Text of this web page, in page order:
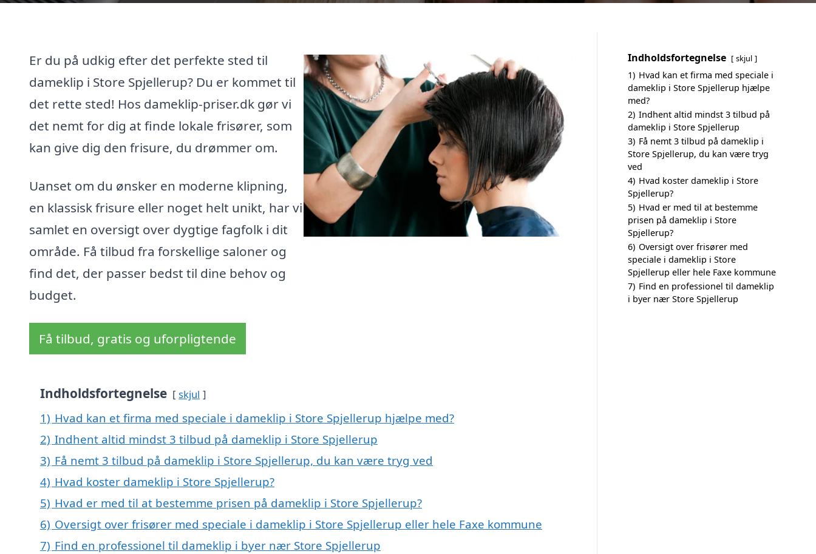
Er du på udkig efter det perfekte sted til
dameklip i Store Spjellerup? Du er kommet til
det rette sted! Hos dameklip-priser.dk gør vi
det nemt for dig at finde lokale frisører, som
kan give dig den frisure, du drømmer om.
Uanset om du ønsker en moderne klipning,
en klassisk frisure eller noget helt unikt, har vi
samlet en oversigt over dygtige fagfolk i dit
område. Få tilbud fra forskellige saloner og
find det, der passer bedst til dine behov og
budget.
Få tilbud, gratis og uforpligtende
Indholdsfortegnelse skjul
1) Hvad kan et firma med speciale i dameklip i Store Spjellerup hjælpe med?
2) Indhent altid mindst 3 tilbud på dameklip i Store Spjellerup
3) Få nemt 3 tilbud på dameklip i Store Spjellerup, du kan være tryg ved
4) Hvad koster dameklip i Store Spjellerup?
5) Hvad er med til at bestemme prisen på dameklip i Store Spjellerup?
6) Oversigt over frisører med speciale i dameklip i Store Spjellerup eller hele Faxe kommune
7) Find en professionel til dameklip i byer nær Store Spjellerup
Indholdsfortegnelse skjul
1) Hvad kan et firma med speciale i
dameklip i Store Spjellerup hjælpe
med?
2) Indhent altid mindst 3 tilbud på
dameklip i Store Spjellerup
3) Få nemt 3 tilbud på dameklip i
Store Spjellerup, du kan være tryg
ved
4) Hvad koster dameklip i Store
Spjellerup?
5) Hvad er med til at bestemme
prisen på dameklip i Store
Spjellerup?
6) Oversigt over frisører med
speciale i dameklip i Store
Spjellerup eller hele Faxe kommune
7) Find en professionel til dameklip
i byer nær Store Spjellerup